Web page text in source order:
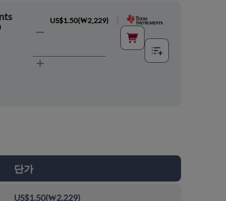
US$1.50(₩2,229)
단가
US$1.50(₩2,229)